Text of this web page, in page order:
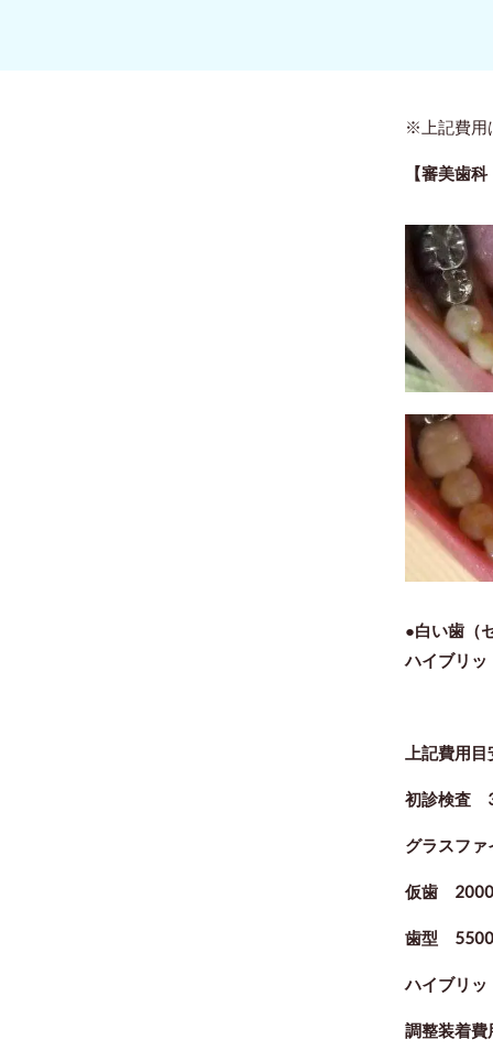
※上記費用
【審美歯
●白い歯（
ハイブリ
上記費用目
初診検査
グラスフ
仮歯
歯型 5500
ハイブリ
調整装着